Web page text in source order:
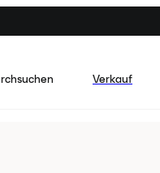
Verkauf